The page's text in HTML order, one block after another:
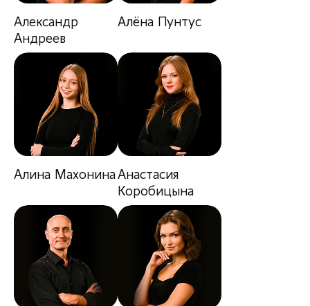
Александр
Андреев
Алёна Пунтус
Алина МахонинаАнастасия
Коробицына